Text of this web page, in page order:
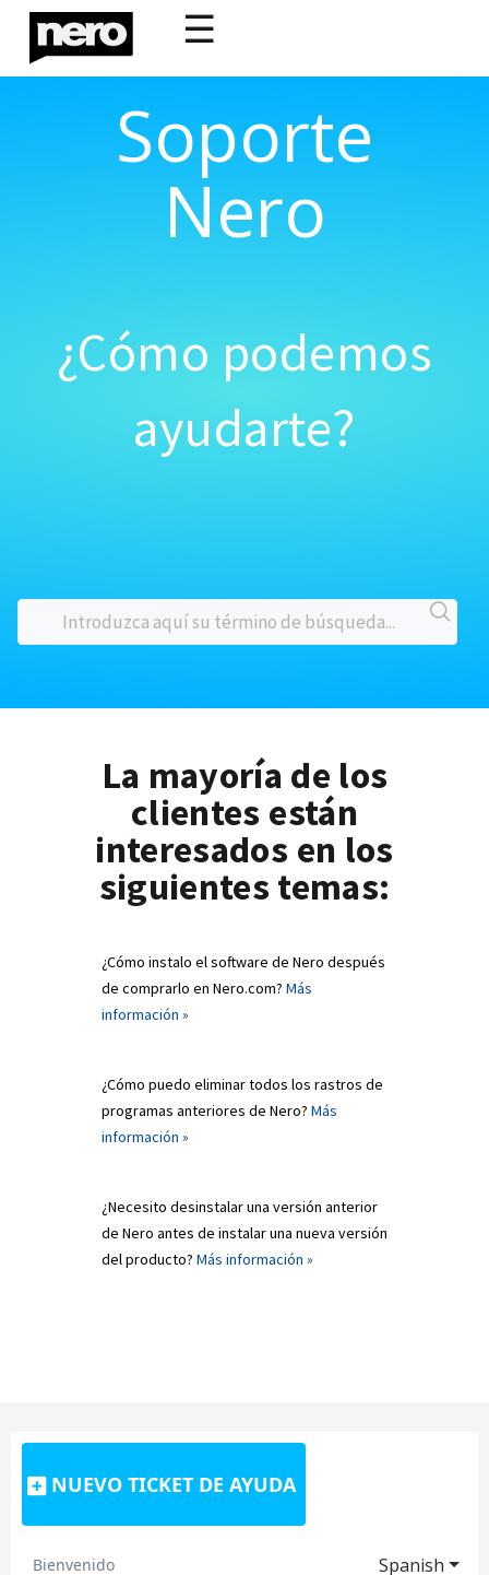
☰
Soporte
Nero
¿Cómo podemos
ayudarte?
La mayoría de los
clientes están
interesados en los
siguientes temas:
¿Cómo instalo el software de Nero después
de comprarlo en Nero.com? Más
información »
¿Cómo puedo eliminar todos los rastros de
programas anteriores de Nero? Más
información »
¿Necesito desinstalar una versión anterior
de Nero antes de instalar una nueva versión
del producto? Más información »
NUEVO TICKET DE AYUDA
Spanish
Bienvenido